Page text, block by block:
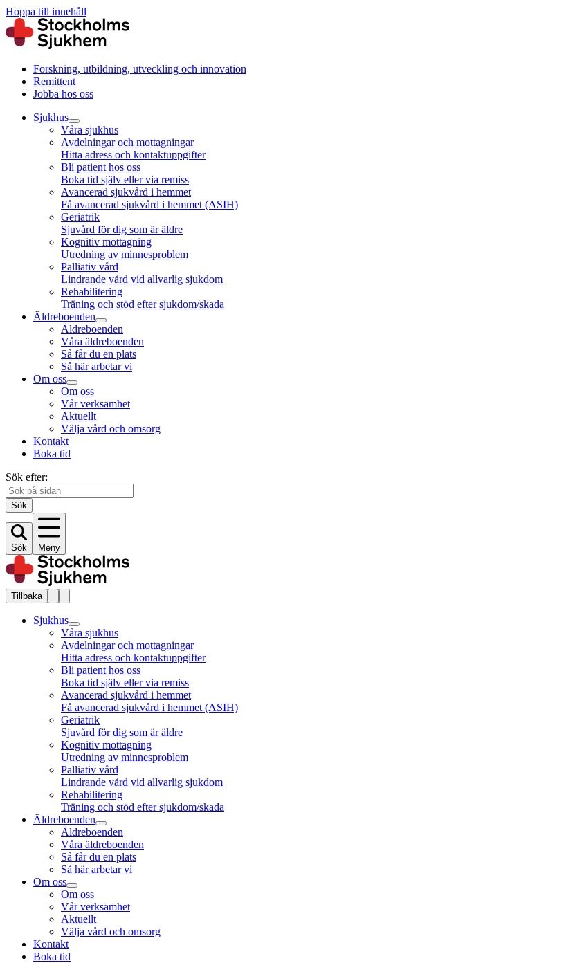
Hoppa till innehåll
Forskning, utbildning, utveckling och innovation
Remittent
Jobba hos oss
Sjukhus
Våra sjukhus
Avdelningar och mottagningar
Hitta adress och kontaktuppgifter
Bli patient hos oss
Boka tid själv eller via remiss
Avancerad sjukvård i hemmet
Få avancerad sjukvård i hemmet (ASIH)
Geriatrik
Sjuvård för dig som är äldre
Kognitiv mottagning
Utredning av minnesproblem
Palliativ vård
Lindrande vård vid allvarlig sjukdom
Rehabilitering
Träning och stöd efter sjukdom/skada
Äldreboenden
Äldreboenden
Våra äldreboenden
Så får du en plats
Så här arbetar vi
Om oss
Om oss
Vår verksamhet
Aktuellt
Välja vård och omsorg
Kontakt
Boka tid
Sök efter:
Sök
Sök Meny
Tillbaka
Sjukhus
Våra sjukhus
Avdelningar och mottagningar
Hitta adress och kontaktuppgifter
Bli patient hos oss
Boka tid själv eller via remiss
Avancerad sjukvård i hemmet
Få avancerad sjukvård i hemmet (ASIH)
Geriatrik
Sjuvård för dig som är äldre
Kognitiv mottagning
Utredning av minnesproblem
Palliativ vård
Lindrande vård vid allvarlig sjukdom
Rehabilitering
Träning och stöd efter sjukdom/skada
Äldreboenden
Äldreboenden
Våra äldreboenden
Så får du en plats
Så här arbetar vi
Om oss
Om oss
Vår verksamhet
Aktuellt
Välja vård och omsorg
Kontakt
Boka tid